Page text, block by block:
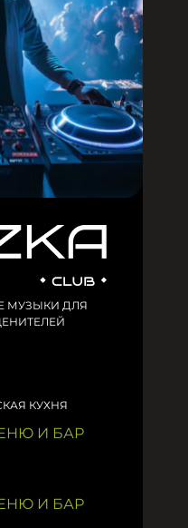
МУЗЫКИ ДЛЯ
КУХНЯ
И БАР
И БАР